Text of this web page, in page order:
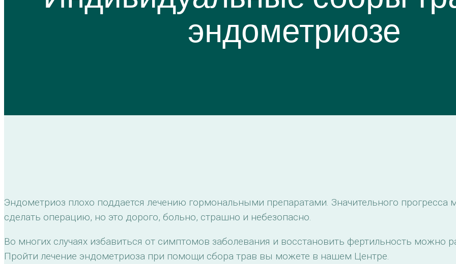
эндометриозе
Эндометриоз плохо поддается лечению гормональными препаратами. Значительного прогресса
сделать операцию, но это дорого, больно, страшно и небезопасно.
Во многих случаях избавиться от симптомов заболевания и восстановить фертильность можно
Пройти лечение эндометриоза при помощи сбора трав вы можете в нашем Центре.